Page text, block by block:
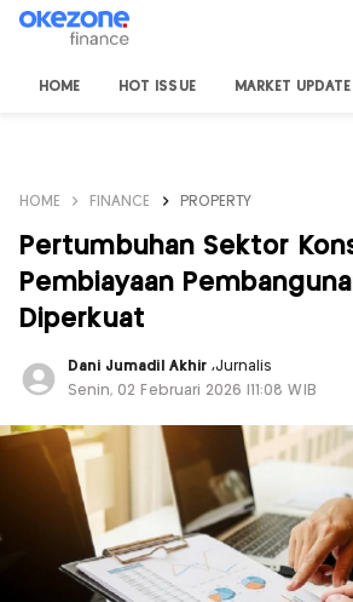
HOME HOT ISSUE MARKET UPDATE
HOME FINANCE PROPERTY
Pertumbuhan Sektor
Pembiayaan
Diperkuat
Dani Jumadil Akhir ,Jurnalis
Senin, 02 Februari 2026 |11:08 WIB